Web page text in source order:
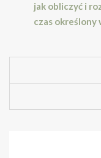
jak obliczyć i
czas